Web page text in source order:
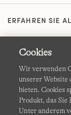
ERFAHREN SIE
Cookies
Wir verwenden
unserer Website
bieten. Cookies
Produkt, das
Unter anderem